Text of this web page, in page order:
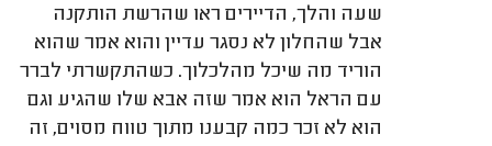
שעה והלך, הדיירים ראו שהרשת הותקנה
אבל שהחלון לא נסגר עדיין והוא אמר שהוא
הוריד מה שיכל מהלכלוך. כשהתקשרתי לברר
עם הראל הוא אמר שזה אבא שלו שהגיע וגם
הוא לא זכר כמה קבענו מתוך טווח מסוים, זה